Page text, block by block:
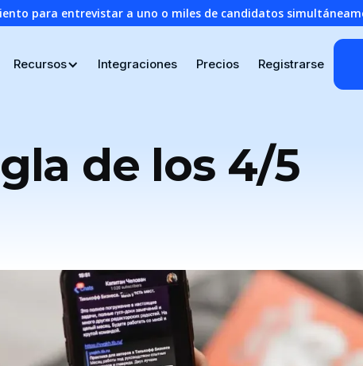
para entrevistar a uno o miles de candidatos
Recursos Integraciones Precios Registrarse
de los 4/5